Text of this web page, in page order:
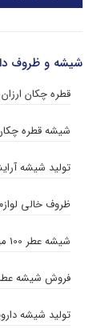
شیشه و ظروف
قطره چکان ارزان
شیشه قطره
تولید شیشه
ظروف خالی
شیشه عطر 100 میلی لیتر
فروش شیشه
تولید شیشه